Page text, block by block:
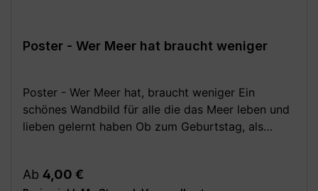
Poster - Wer Meer hat braucht weniger
Poster - Wer Meer hat, braucht weniger Ein
schönes Wandbild für alle die das Meer leben und
lieben gelernt haben Ob zum Geburtstag, als
für alle Meerverliebten. Festes, hochwertiges 250
Regulärer Preis:
Ab 4,00 €